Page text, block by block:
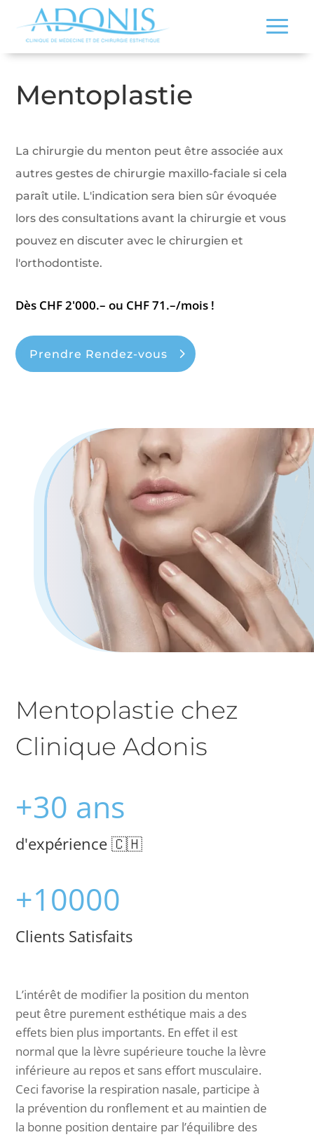
Mentoplastie
La chirurgie du menton peut être associée aux
autres gestes de chirurgie maxillo-faciale si cela
paraît utile. L'indication sera bien sûr évoquée
lors des consultations avant la chirurgie et vous
pouvez en discuter avec le chirurgien et
l'orthodontiste.
Dès CHF 2'000.– ou CHF 71.–/mois !
Prendre Rendez-vous
Mentoplastie chez
Clinique Adonis
+30 ans
d'expérience 🇨🇭
+10000
Clients Satisfaits
L’intérêt de modifier la position du menton
peut être purement esthétique mais a des
effets bien plus importants. En effet il est
normal que la lèvre supérieure touche la lèvre
inférieure au repos et sans effort musculaire.
Ceci favorise la respiration nasale, participe à
la prévention du ronflement et au maintien de
la bonne position dentaire par l’équilibre des